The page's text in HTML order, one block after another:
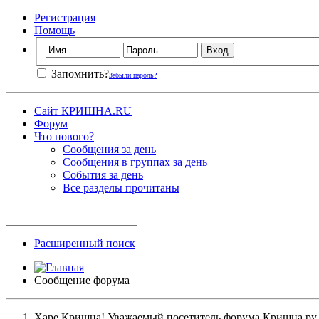
Регистрация
Помощь
Запомнить?Забыли пароль?
Сайт КРИШНА.RU
Форум
Что нового?
Сообщения за день
Сообщения в группах за день
События за день
Все разделы прочитаны
Расширенный поиск
Сообщение форума